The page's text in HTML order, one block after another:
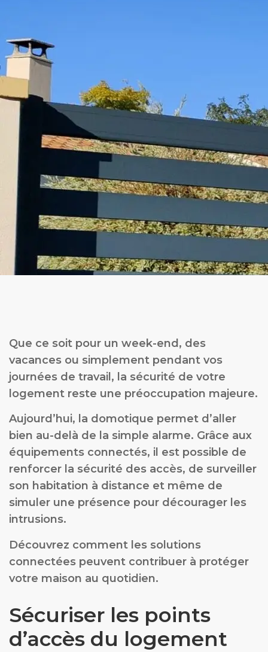
Que ce soit pour un week-end, des
vacances ou simplement pendant vos
journées de travail, la sécurité de votre
logement reste une préoccupation majeure.
Aujourd’hui, la domotique permet d’aller
bien au-delà de la simple alarme. Grâce aux
équipements connectés, il est possible de
renforcer la sécurité des accès, de surveiller
son habitation à distance et même de
simuler une présence pour décourager les
intrusions.
Découvrez comment les solutions
connectées peuvent contribuer à protéger
votre maison au quotidien.
Sécuriser les points
d’accès du logement